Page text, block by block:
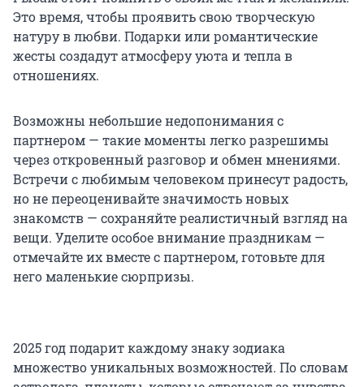
Это время, чтобы проявить свою творческую
натуру в любви. Подарки или романтические
жесты создадут атмосферу уюта и тепла в
отношениях.
Возможны небольшие недопонимания с
партнером — такие моменты легко разрешимы
через откровенный разговор и обмен мнениями.
Встречи с любимым человеком принесут радость,
но не переоценивайте значимость новых
знакомств — сохраняйте реалистичный взгляд на
вещи. Уделите особое внимание праздникам —
отмечайте их вместе с партнером, готовьте для
него маленькие сюрпризы.
2025 год подарит каждому знаку зодиака
множество уникальных возможностей. По словам